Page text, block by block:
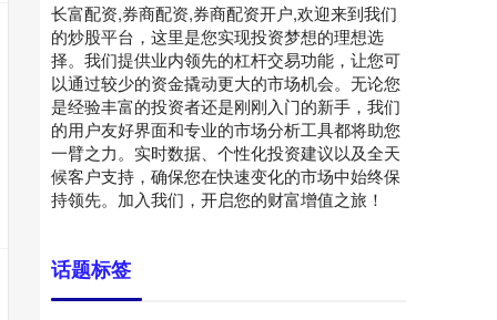
长富配资,券商配资,券商配资开户,欢迎来到我们
的炒股平台，这里是您实现投资梦想的理想选
择。我们提供业内领先的杠杆交易功能，让您可
以通过较少的资金撬动更大的市场机会。无论您
是经验丰富的投资者还是刚刚入门的新手，我们
的用户友好界面和专业的市场分析工具都将助您
一臂之力。实时数据、个性化投资建议以及全天
候客户支持，确保您在快速变化的市场中始终保
持领先。加入我们，开启您的财富增值之旅！
话题标签